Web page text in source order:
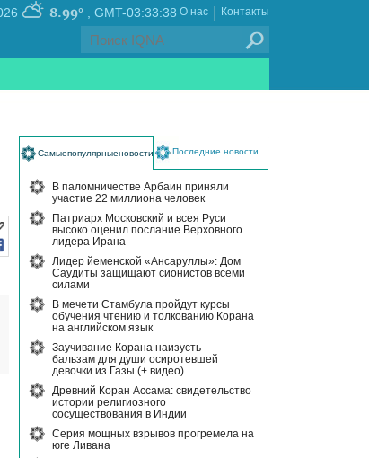
GMT-03:33:38
8.99° Контакты
|
О нас
Самыепопулярныеновости Последние новости
В паломничестве Арбаин приняли
участие 22 миллиона человек
Патриарх Московский и всея Руси
высоко оценил послание Верховного
лидера Ирана
Лидер йеменской «Ансаруллы»: Дом
Саудиты защищают сионистов всеми
силами
В мечети Стамбула пройдут курсы
обучения чтению и толкованию Корана
на английском язык
Заучивание Корана наизусть —
бальзам для души осиротевшей
девочки из Газы (+ видео)
Древний Коран Ассама: свидетельство
истории религиозного
сосуществования в Индии
Серия мощных взрывов прогремела на
юге Ливана